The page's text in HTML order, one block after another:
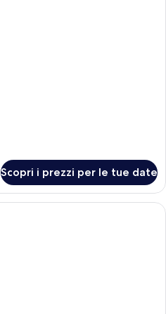
Scopri i prezzi per le tue date